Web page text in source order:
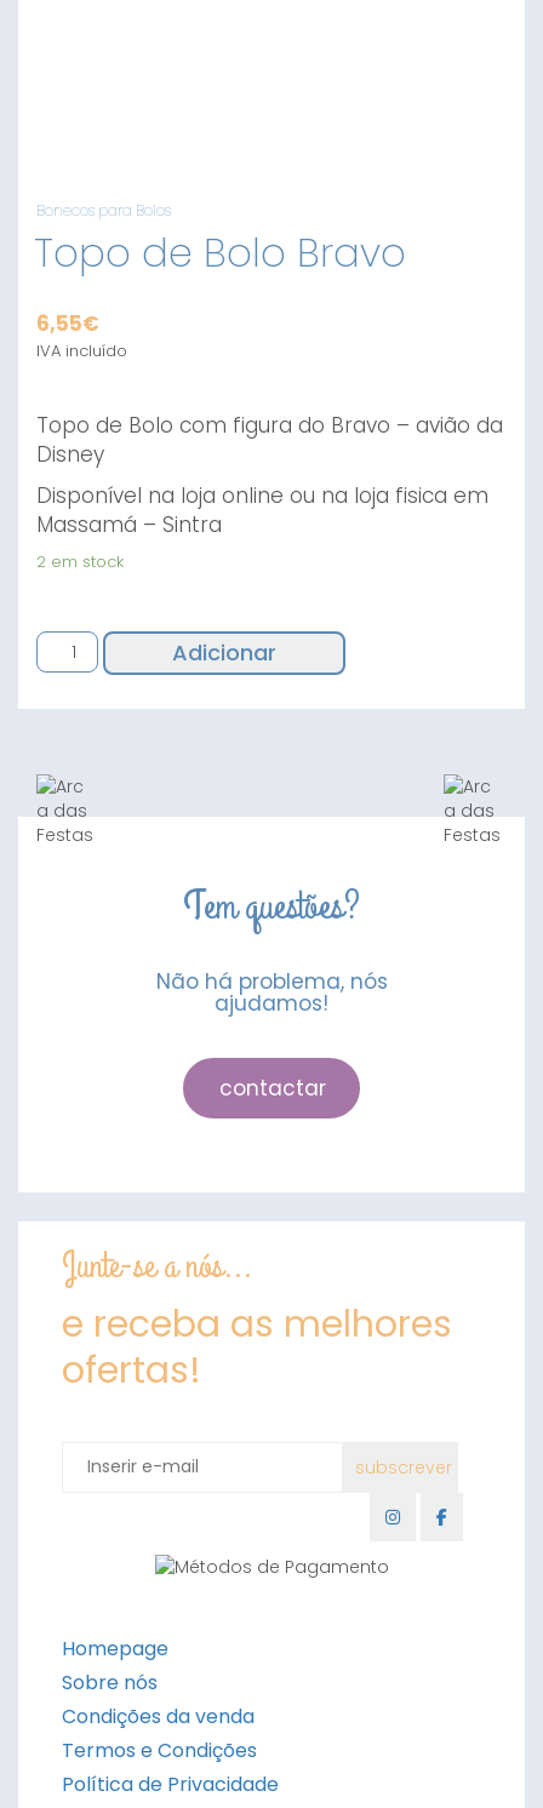
Bonecos para Bolos
Topo de Bolo Bravo
6,55€
IVA incluído
Topo de Bolo com figura do Bravo – avião da
Disney
Disponível na loja online ou na loja fisica em
Massamá – Sintra
2 em stock
Quantidade
de
de
Adicionar
Tem questões?
Não há problema, nós
ajudamos!
contactar
Junte-se a nós...
e receba as melhores
ofertas!
Homepage
Sobre nós
Condições da venda
Termos e Condições
Política de Privacidade